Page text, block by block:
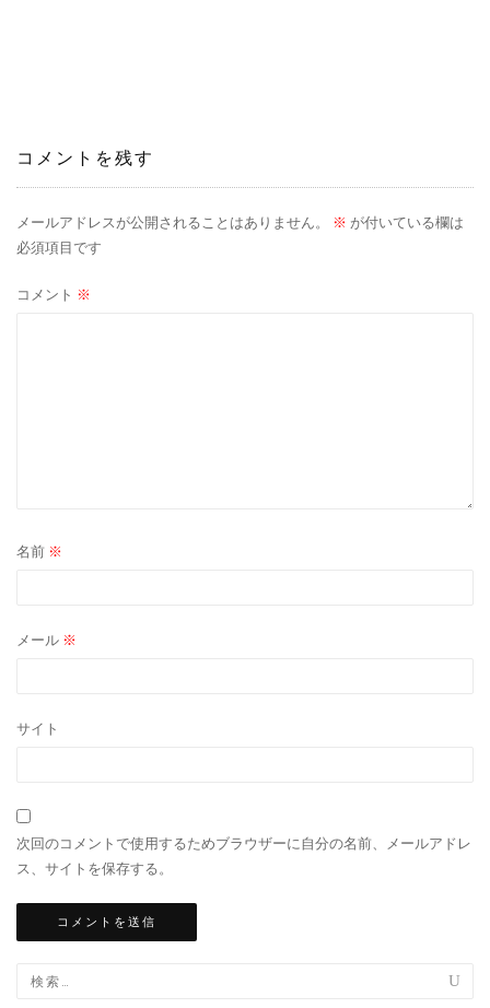
ゲ
ー
シ
ョ
コメントを残す
メールアドレスが公開されることはありません。 ※ が付いている欄は
必須項目です
コメント ※
名前 ※
メール ※
サイト
次回のコメントで使用するためブラウザーに自分の名前、メールアドレ
ス、サイトを保存する。